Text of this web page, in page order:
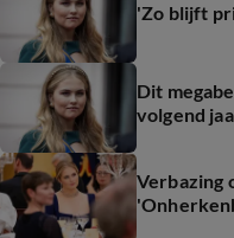
'Zo blijft
Dit
volgend
Verbazing